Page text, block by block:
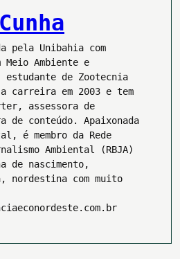
pela Unibahia com
Meio Ambiente e
de Zootecnia
carreira em 2003 e tem
assessora de
de conteúdo. Apaixonada
é membro da Rede
Ambiental (RBJA)
de nascimento,
nordestina com muito